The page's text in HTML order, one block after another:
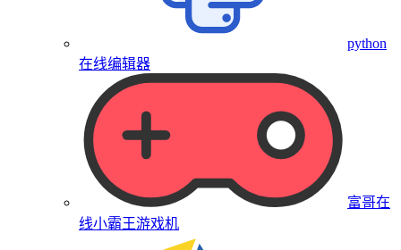
python
在线编辑器
富哥在
线小霸王游戏机